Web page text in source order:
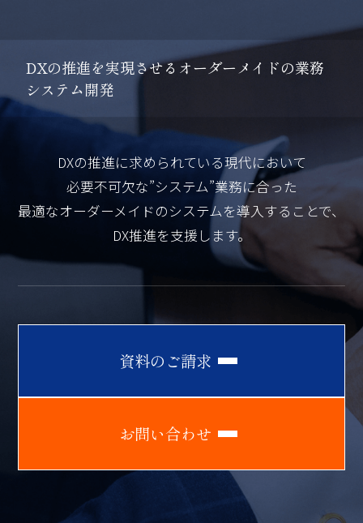
DXの推進を実現させるオーダーメ イ ドの業務
シス テ ム開発
DXの推進に求められている現代において
必要不可欠な”システム”業務に合った
最適なオーダーメイドのシステムを導入することで、
DX推進を支援します。
資料の ご請求
お問い合わせ